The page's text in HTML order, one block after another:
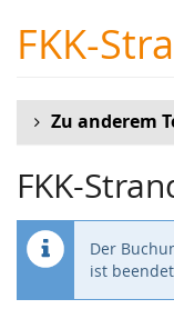
Haupt-
Inhalt
FKK-
Zu anderem
FKK-
Der
ist